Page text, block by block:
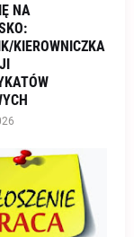
NA
KIEROWNICZKA